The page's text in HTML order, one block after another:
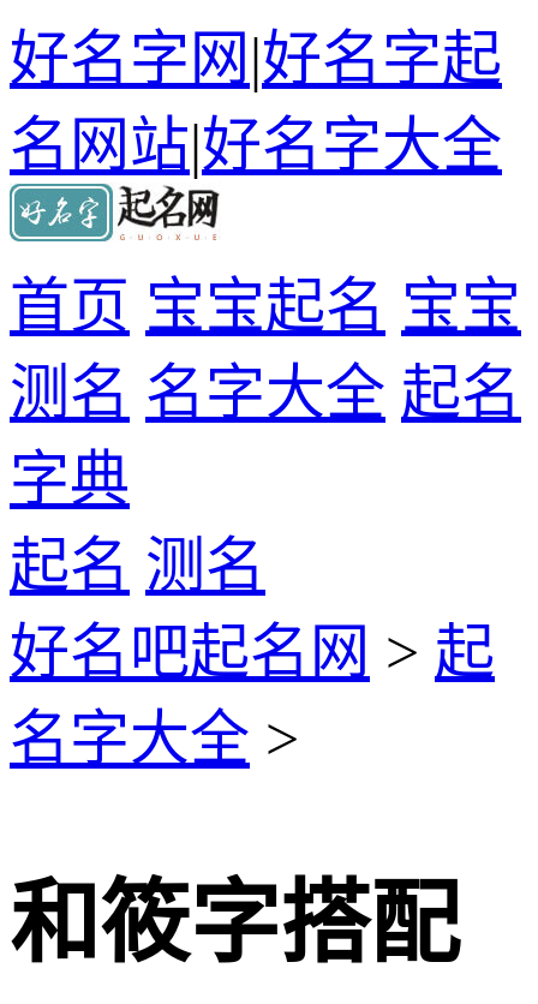
好名字网|好名字起
名网站|好名字大全
首页 宝宝起名 宝宝
测名 名字大全 起名
字典
起名 测名
好名吧起名网 > 起
名字大全 >
和筱字搭配